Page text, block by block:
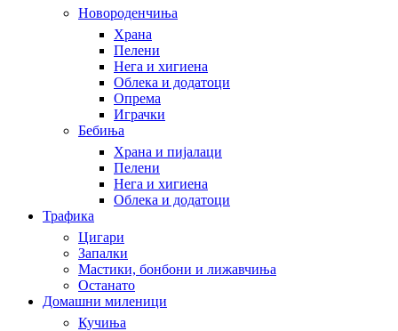
Новороденчиња
Храна
Пелени
Нега и хигиена
Облека и додатоци
Опрема
Играчки
Бебиња
Храна и пијалаци
Пелени
Нега и хигиена
Облека и додатоци
Трафика
Цигари
Запалки
Мастики, бонбони и лижавчиња
Останато
Домашни миленици
Кучиња